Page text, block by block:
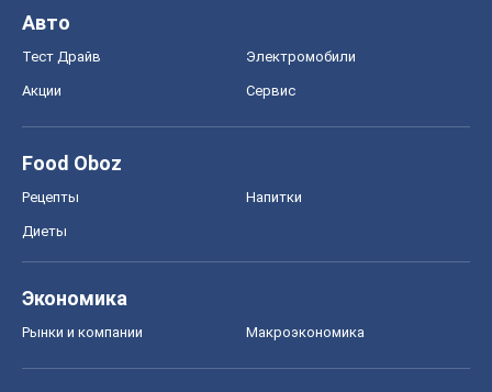
Авто
Тест Драйв Электромобили
Акции Сервис
Food Oboz
Рецепты Напитки
Диеты
Экономика
Рынки и компании Mакроэкономика